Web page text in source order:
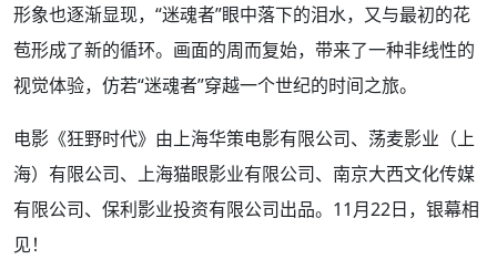
形象也逐渐显现，“迷魂者”眼中落下的泪水，又与最初的花
苞形成了新的循环。画面的周而复始，带来了一种非线性的
视觉体验，仿若“迷魂者”穿越一个世纪的时间之旅。
电影《狂野时代》由上海华策电影有限公司、荡麦影业（上
海）有限公司、上海猫眼影业有限公司、南京大西文化传媒
有限公司、保利影业投资有限公司出品。11月22日，银幕相
见！